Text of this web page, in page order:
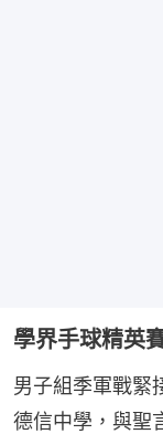
學界手球精英
男子組季軍戰緊
德信中學，與聖